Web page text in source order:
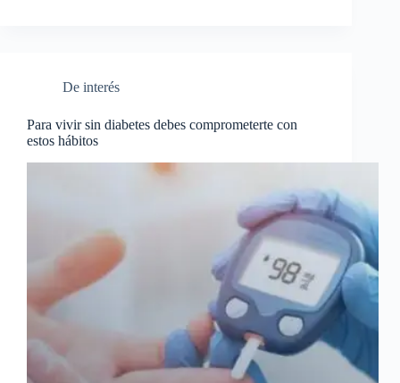
De interés
Para vivir sin diabetes debes comprometerte con
estos hábitos